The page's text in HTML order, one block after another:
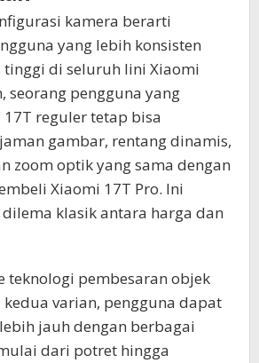
kamera berarti
yang lebih konsisten
di seluruh lini Xiaomi
seorang pengguna yang
reguler tetap bisa
gambar, rentang dinamis,
zoom optik yang sama dengan
Xiaomi 17T Pro. Ini
klasik antara harga dan
teknologi pembesaran objek
varian, pengguna dapat
jauh dengan berbagai
dari potret hingga